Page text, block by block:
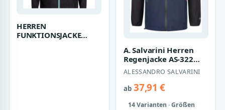
HERREN
FUNKTIONSJACKE
A. Salvarini Herren
Regenjacke AS-322
wasserabweisend &
ultraleicht
ALESSANDRO SALVARINI
ab37,91 €
14 Varianten · Größen